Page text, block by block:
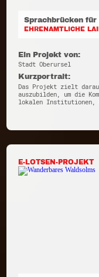
Sprachbrücken
EHRENAMTLICHE
Ein Projekt von:
Stadt Oberursel
Kurzportrait:
Das Projekt zielt
auszubilden, um die
lokalen Institutionen,
E-LOTSEN-PROJEKT